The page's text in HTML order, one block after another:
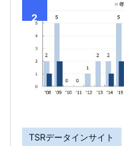
2
TSRデータインサイト